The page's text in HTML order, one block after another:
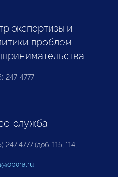
экспертизы и
проблем
247-4777
служба
247 4777 (доб. 115, 114,